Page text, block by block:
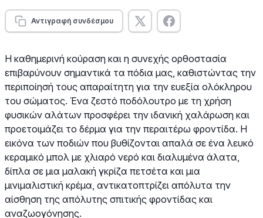
Αντιγραφή συνδέσμου
Η καθημερινή κούραση και η συνεχής ορθοστασία
επιβαρύνουν σημαντικά τα πόδια μας, καθιστώντας την
περιποίησή τους απαραίτητη για την ευεξία ολόκληρου
του σώματος. Ένα ζεστό ποδόλουτρο με τη χρήση
φυσικών αλάτων προσφέρει την ιδανική χαλάρωση και
προετοιμάζει το δέρμα για την περαιτέρω φροντίδα. Η
εικόνα των ποδιών που βυθίζονται απαλά σε ένα λευκό
κεραμικό μπολ με χλιαρό νερό και διαλυμένα άλατα,
δίπλα σε μια μαλακή γκρίζα πετσέτα και μια
μινιμαλιστική κρέμα, αντικατοπτρίζει απόλυτα την
αίσθηση της απόλυτης σπιτικής φροντίδας και
αναζωογόνησης.